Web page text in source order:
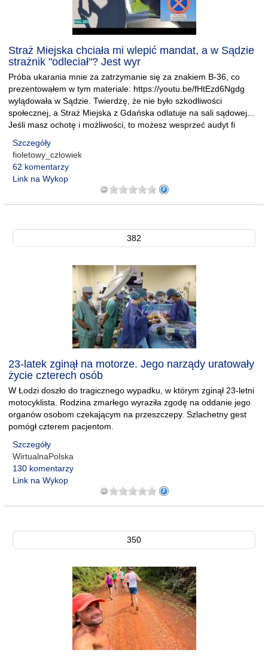
Straż Miejska chciała mi wlepić mandat, a w Sądzie
strażnik "odleciał"? Jest wyr
Próba ukarania mnie za zatrzymanie się za znakiem B-36, co
prezentowałem w tym materiale: https://youtu.be/fHtEzd6Ngdg
wylądowała w Sądzie. Twierdzę, że nie było szkodliwości
społecznej, a Straż Miejska z Gdańska odlatuje na sali sądowej...
Jeśli masz ochotę i możliwości, to możesz wesprzeć audyt fi
Szczegóły
fioletowy_czlowiek
62 komentarzy
Link na Wykop
382
23-latek zginął na motorze. Jego narządy uratowały
życie czterech osób
W Łodzi doszło do tragicznego wypadku, w którym zginął 23-letni
motocyklista. Rodzina zmarłego wyraziła zgodę na oddanie jego
organów osobom czekającym na przeszczepy. Szlachetny gest
pomógł czterem pacjentom.
Szczegóły
WirtualnaPolska
130 komentarzy
Link na Wykop
350